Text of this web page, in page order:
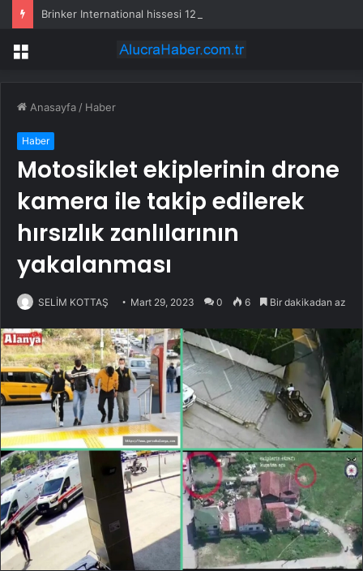
Menü
Anasayfa / Haber
Haber
Motosiklet ekiplerinin drone
kamera ile takip edilerek
hırsızlık zanlılarının
yakalanması
SELİM KOTTAŞ Mart 29, 2023 0 6 Bir dakikadan az